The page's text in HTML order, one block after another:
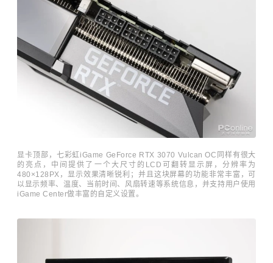
显卡顶部，七彩虹iGame GeForce RTX 3070 Vulcan OC同样有很大
的亮点，中间提供了一个大尺寸的LCD可翻转显示屏，分辨率为
480×128PX，显示效果清晰锐利；并且这块屏幕的功能非常丰富，可
以显示频率、温度、当前时间、风扇转速等系统信息，并支持用户使用
iGame Center做丰富的自定义设置。